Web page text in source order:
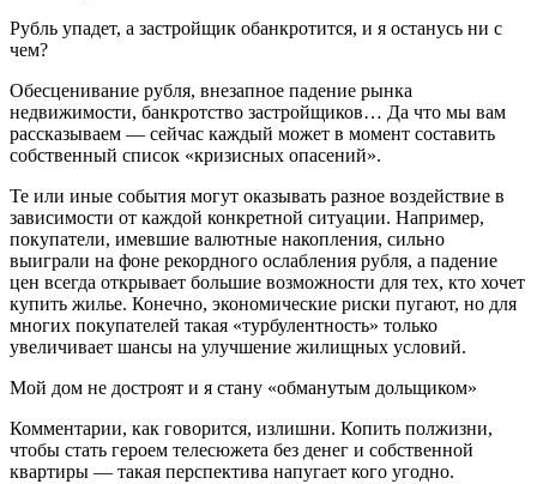
Рубль упадет, а застройщик обанкротится, и я останусь ни с
чем?
Обесценивание рубля, внезапное падение рынка
недвижимости, банкротство застройщиков… Да что мы вам
рассказываем — сейчас каждый может в момент составить
собственный список «кризисных опасений».
Те или иные события могут оказывать разное воздействие в
зависимости от каждой конкретной ситуации. Например,
покупатели, имевшие валютные накопления, сильно
выиграли на фоне рекордного ослабления рубля, а падение
цен всегда открывает большие возможности для тех, кто хочет
купить жилье. Конечно, экономические риски пугают, но для
многих покупателей такая «турбулентность» только
увеличивает шансы на улучшение жилищных условий.
Мой дом не достроят и я стану «обманутым дольщиком»
Комментарии, как говорится, излишни. Копить полжизни,
чтобы стать героем телесюжета без денег и собственной
квартиры — такая перспектива напугает кого угодно.